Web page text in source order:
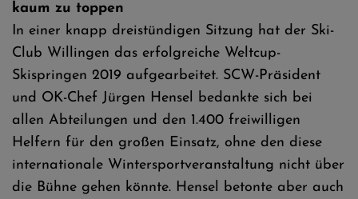
kaum zu toppen
In einer knapp dreistündigen Sitzung hat der Ski-
Club Willingen das erfolgreiche Weltcup-
Skispringen 2019 aufgearbeitet. SCW-Präsident
und OK-Chef Jürgen Hensel bedankte sich bei
allen Abteilungen und den 1.400 freiwilligen
Helfern für den großen Einsatz, ohne den diese
internationale Wintersportveranstaltung nicht über
die Bühne gehen könnte. Hensel betonte aber auch